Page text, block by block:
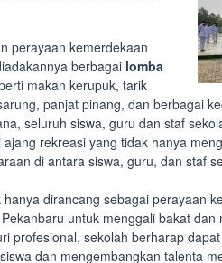
perayaan kemerdekaan
berbagai lomba
makan kerupuk, tarik
panjat pinang, dan berbagai
seluruh siswa, guru dan staf
rekreasi yang tidak hanya
di antara siswa, guru, dan staf
dirancang sebagai perayaan
untuk menggali bakat dan
profesional, sekolah berharap
dan mengembangkan talenta